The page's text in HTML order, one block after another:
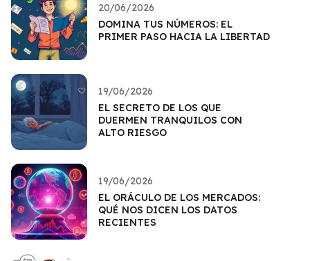
20/06/2026
DOMINA TUS NÚMEROS: EL
PRIMER PASO HACIA LA LIBERTAD
19/06/2026
EL SECRETO DE LOS QUE
DUERMEN TRANQUILOS CON
ALTO RIESGO
19/06/2026
EL ORÁCULO DE LOS MERCADOS:
QUÉ NOS DICEN LOS DATOS
RECIENTES